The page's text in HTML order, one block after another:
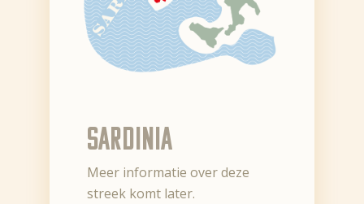
Sardinia
Meer informatie over deze
streek komt later.